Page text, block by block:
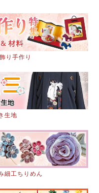
り手作り
生地
細工ちりめん